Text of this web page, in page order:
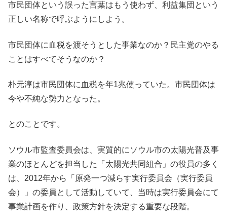
市民団体という誤った言葉はもう使わず、利益集団という
正しい名称で呼ぶようにしよう。
市民団体に血税を渡そうとした事業なのか？民主党のやる
ことはすべてそうなのか？
朴元淳は市民団体に血税を年1兆使っていた。市民団体は
今や不純な勢力となった。
とのことです。
ソウル市監査委員会は、実質的にソウル市の太陽光普及事
業のほとんどを担当した「太陽光共同組合」の役員の多く
は、2012年から「原発一つ減らす実行委員会（実行委員
会）」の委員として活動していて、当時は実行委員会にて
事業計画を作り、政策方針を決定する重要な段階。